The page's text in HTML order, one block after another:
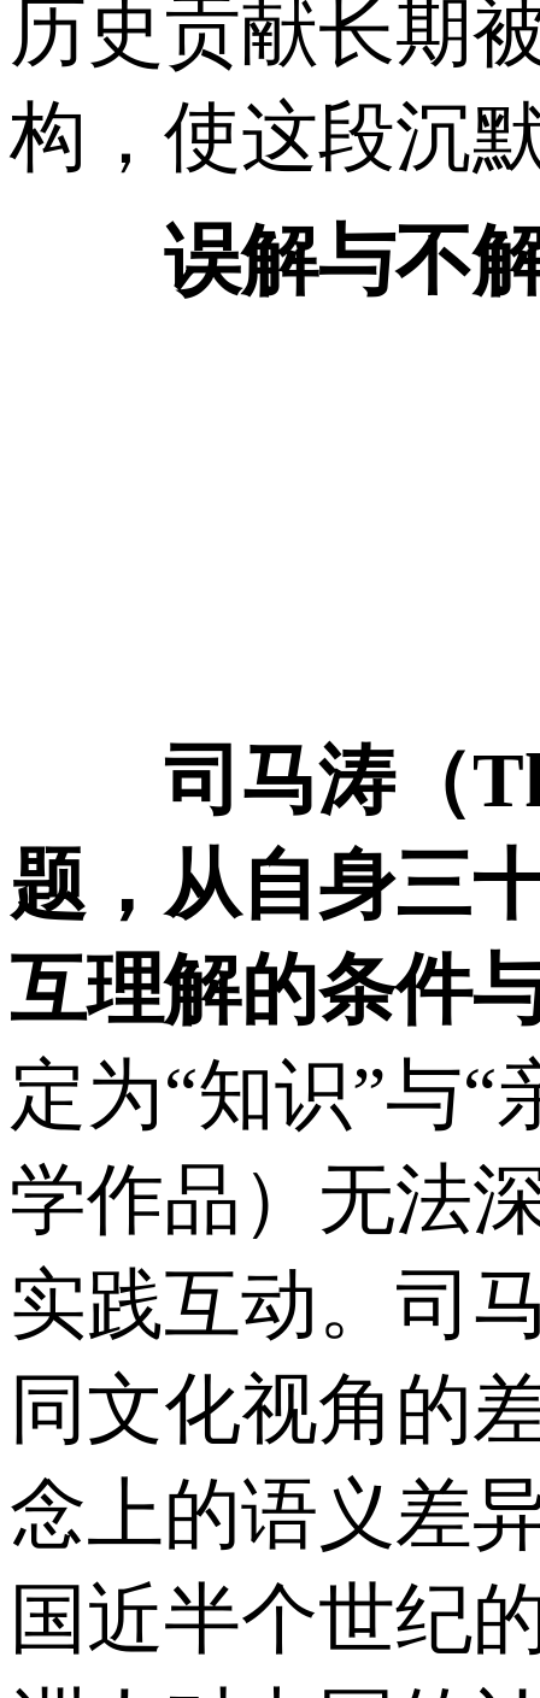
历史贡献长期
构，使这段沉
误解与不
司马涛（
题，从自身三
互理解的条件
定为“知识”与
学作品）无法
实践互动。司
同文化视角的
念上的语义差
国近半个世纪